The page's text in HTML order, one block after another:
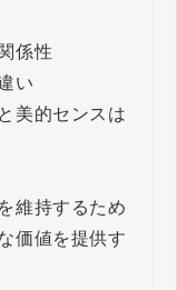
係性
い
美的センスは
維持するため
価値を提供す